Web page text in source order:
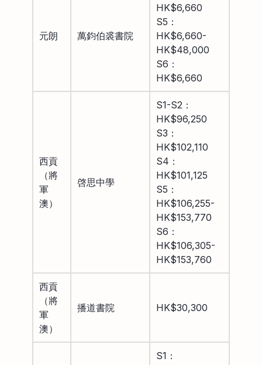
元朗 萬鈞伯裘書院
HK$6,660
S5：
HK$6,660-
HK$48,000
S6：
HK$6,660
西貢
（將
軍
澳）
啓思中學
S1-S2：
HK$96,250
S3：
HK$102,110
S4：
HK$101,125
S5：
HK$106,255-
HK$153,770
S6：
HK$106,305-
HK$153,760
西貢
（將
軍
澳）
播道書院 HK$30,300
S1：